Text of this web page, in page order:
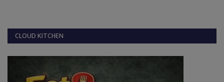
CLOUD KITCHEN